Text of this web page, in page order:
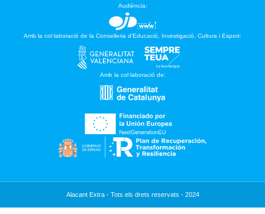
Audiència:
Amb la col·laboració de la Conselleria d’Educació, Investigació, Cultura i Esport:
Amb la col·laboració de:
Alacant Extra - Tots els drets reservats - 2024